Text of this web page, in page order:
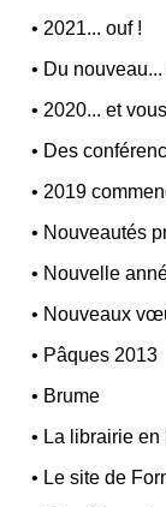
• 2021... ouf !
• Du
• 2020... et
• Des
• 2019
• Nouveautés
• Nouvelle
• Nouveaux
• Pâques 2013
• Brume
• La librairie en
• Le site de